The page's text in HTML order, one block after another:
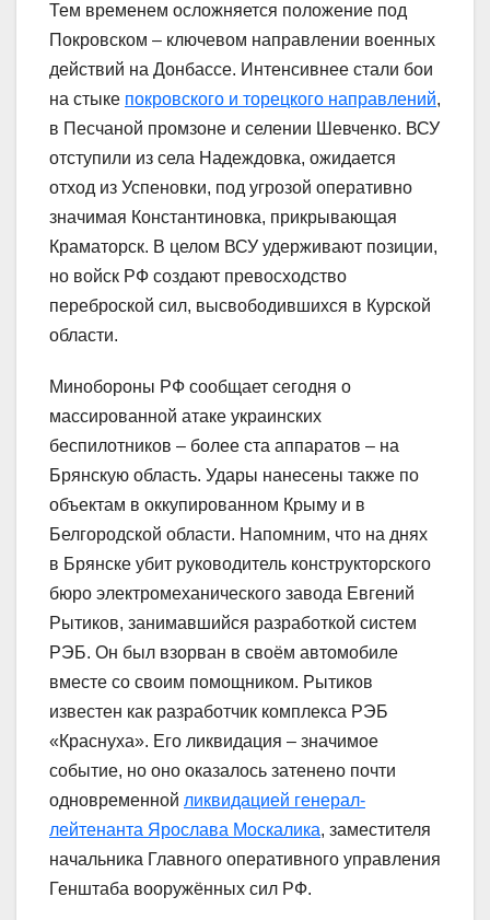
Тем временем осложняется положение под
Покровском – ключевом направлении военных
действий на Донбассе. Интенсивнее стали бои
на стыке покровского и торецкого направлений,
в Песчаной промзоне и селении Шевченко. ВСУ
отступили из села Надеждовка, ожидается
отход из Успеновки, под угрозой оперативно
значимая Константиновка, прикрывающая
Краматорск. В целом ВСУ удерживают позиции,
но войск РФ создают превосходство
переброской сил, высвободившихся в Курской
области.
Минобороны РФ сообщает сегодня о
массированной атаке украинских
беспилотников – более ста аппаратов – на
Брянскую область. Удары нанесены также по
объектам в оккупированном Крыму и в
Белгородской области. Напомним, что на днях
в Брянске убит руководитель конструкторского
бюро электромеханического завода Евгений
Рытиков, занимавшийся разработкой систем
РЭБ. Он был взорван в своём автомобиле
вместе со своим помощником. Рытиков
известен как разработчик комплекса РЭБ
«Краснуха». Его ликвидация – значимое
событие, но оно оказалось затенено почти
одновременной ликвидацией генерал-
лейтенанта Ярослава Москалика, заместителя
начальника Главного оперативного управления
Генштаба вооружённых сил РФ.